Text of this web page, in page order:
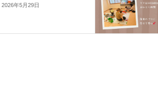
2026年5月29日